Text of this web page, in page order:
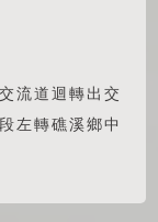
流道迴轉出交
左轉礁溪鄉中